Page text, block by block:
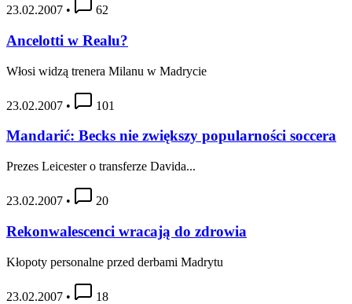
23.02.2007 • 62
Ancelotti w Realu?
Włosi widzą trenera Milanu w Madrycie
23.02.2007 • 101
Mandarić: Becks nie zwiększy popularności soccera
Prezes Leicester o transferze Davida...
23.02.2007 • 20
Rekonwalescenci wracają do zdrowia
Kłopoty personalne przed derbami Madrytu
23.02.2007 •
18